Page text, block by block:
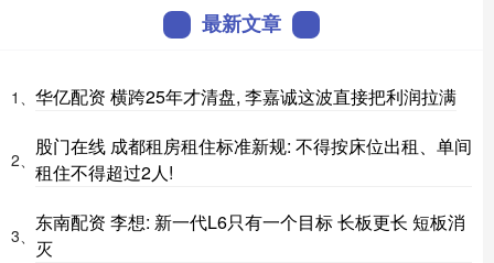
最新文章
1、 华亿配资 横跨25年才清盘, 李嘉诚这波直接把利润拉满
2、
股门在线 成都租房租住标准新规: 不得按床位出租、单间
租住不得超过2人!
3、
东南配资 李想: 新一代L6只有一个目标 长板更长 短板消
灭